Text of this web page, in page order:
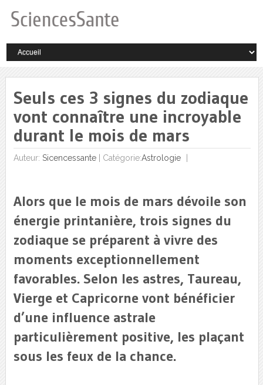
Seuls ces 3 signes du zodiaque
vont connaître une incroyable
durant le mois de mars
Auteur: Sicencessante| Catégorie:Astrologie
Alors que le mois de mars dévoile son
énergie printanière, trois signes du
zodiaque se préparent à vivre des
moments exceptionnellement
favorables. Selon les astres, Taureau,
Vierge et Capricorne vont bénéficier
d’une influence astrale
particulièrement positive, les plaçant
sous les feux de la chance.